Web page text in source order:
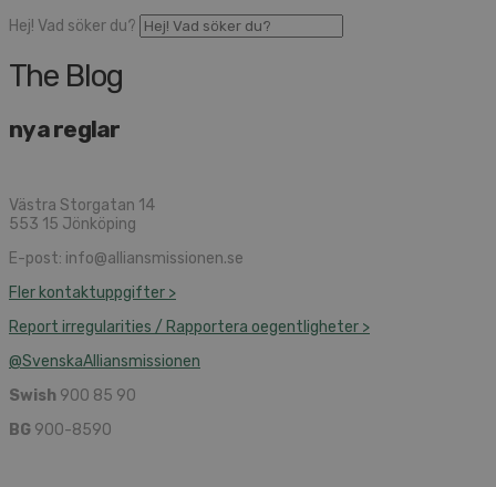
Hej! Vad söker du?
The Blog
nya reglar
Västra Storgatan 14
553 15 Jönköping
E-post: info@alliansmissionen.se
Fler kontaktuppgifter >
Report irregularities / Rapportera oegentligheter >
@SvenskaAlliansmissionen
Swish 900 85 90
BG 900-8590